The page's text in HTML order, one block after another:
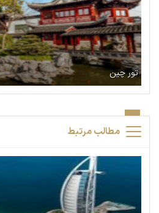
تور چین
مطالب مرتبط